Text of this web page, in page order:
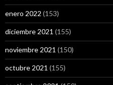
enero 2022 (153)
diciembre 2021 (155)
noviembre 2021 (150)
octubre 2021 (155)